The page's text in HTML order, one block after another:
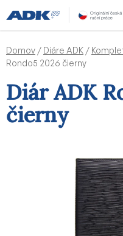
na
obsah
Domov / Diáre ADK /
Rondo5 2026 čierny
Diár ADK
čierny